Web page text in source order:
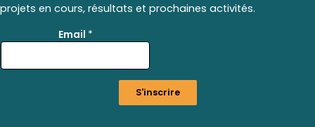
projets en cours, résultats et prochaines activités.
l
E
m
Email *
S'inscrire